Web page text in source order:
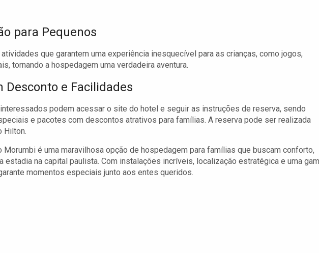
para Pequenos
que garantem uma experiência inesquecível para as crianças, como jogos,
tornando a hospedagem uma verdadeira aventura.
Desconto e Facilidades
podem acessar o site do hotel e seguir as instruções de reserva, sendo
e pacotes com descontos atrativos para famílias. A reserva pode ser realizada
Hilton.
Morumbi é uma maravilhosa opção de hospedagem para famílias que buscam conforto,
estadia na capital paulista. Com instalações incríveis, localização estratégica e uma
momentos especiais junto aos entes queridos.